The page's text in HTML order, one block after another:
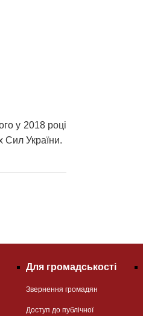
у 2018 році
Сил України.
Для громадськості
Звернення громадян
Доступ до публічної